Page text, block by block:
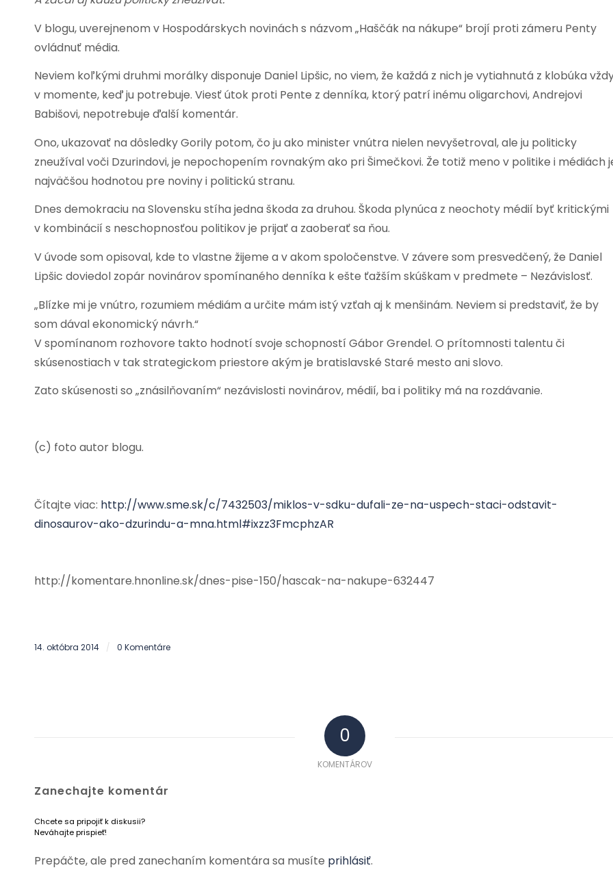
V blogu, uverejnenom v Hospodárskych novinách s názvom „Haščák na nákupe“ brojí proti zámeru Penty
ovládnuť média.
Neviem koľkými druhmi morálky disponuje Daniel Lipšic, no viem, že každá z nich je vytiahnutá z klobúka
v momente, keď ju potrebuje. Viesť útok proti Pente z denníka, ktorý patrí inému oligarchovi, Andrejovi
Babišovi, nepotrebuje ďalší komentár.
Ono, ukazovať na dôsledky Gorily potom, čo ju ako minister vnútra nielen nevyšetroval, ale ju politicky
zneužíval voči Dzurindovi, je nepochopením rovnakým ako pri Šimečkovi. Že totiž meno v politike i médiách
najväčšou hodnotou pre noviny i politickú stranu.
Dnes demokraciu na Slovensku stíha jedna škoda za druhou. Škoda plynúca z neochoty médií byť kritickými
v kombinácií s neschopnosťou politikov je prijať a zaoberať sa ňou.
V úvode som opisoval, kde to vlastne žijeme a v akom spoločenstve. V závere som presvedčený, že Daniel
Lipšic doviedol zopár novinárov spomínaného denníka k ešte ťažším skúškam v predmete – Nezávislosť.
„Blízke mi je vnútro, rozumiem médiám a určite mám istý vzťah aj k menšinám. Neviem si predstaviť, že by
som dával ekonomický návrh.“
V spomínanom rozhovore takto hodnotí svoje schopností Gábor Grendel. O prítomnosti talentu či
skúsenostiach v tak strategickom priestore akým je bratislavské Staré mesto ani slovo.
Zato skúsenosti so „znásilňovaním“ nezávislosti novinárov, médií, ba i politiky má na rozdávanie.
(c) foto autor blogu.
Čítajte viac: http://www.sme.sk/c/7432503/miklos-v-sdku-dufali-ze-na-uspech-staci-odstavit-
dinosaurov-ako-dzurindu-a-mna.html#ixzz3FmcphzAR
http://komentare.hnonline.sk/dnes-pise-150/hascak-na-nakupe-632447
14. októbra 2014 / 0 Komentáre
0
KOMENTÁROV
Zanechajte komentár
Chcete sa pripojiť k diskusii?
Neváhajte prispieť!
Prepáčte, ale pred zanechaním komentára sa musíte prihlásiť.